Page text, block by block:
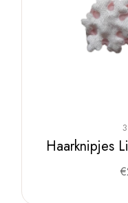
Haarknipjes
€